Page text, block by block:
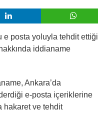
Gerçeği Ortaya Çıkardı
e posta yoluyla tehdit ettiği
iddianame
Ankara’da
e-posta içeriklerine
hakaret ve tehdit